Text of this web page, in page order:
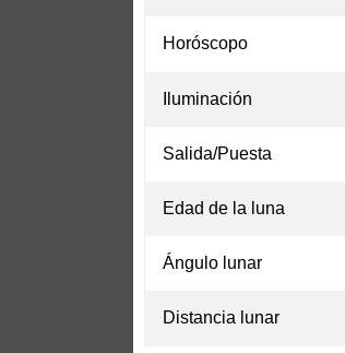
Horóscopo
Iluminación
Salida/Puesta
Edad de la luna
Ángulo lunar
Distancia lunar